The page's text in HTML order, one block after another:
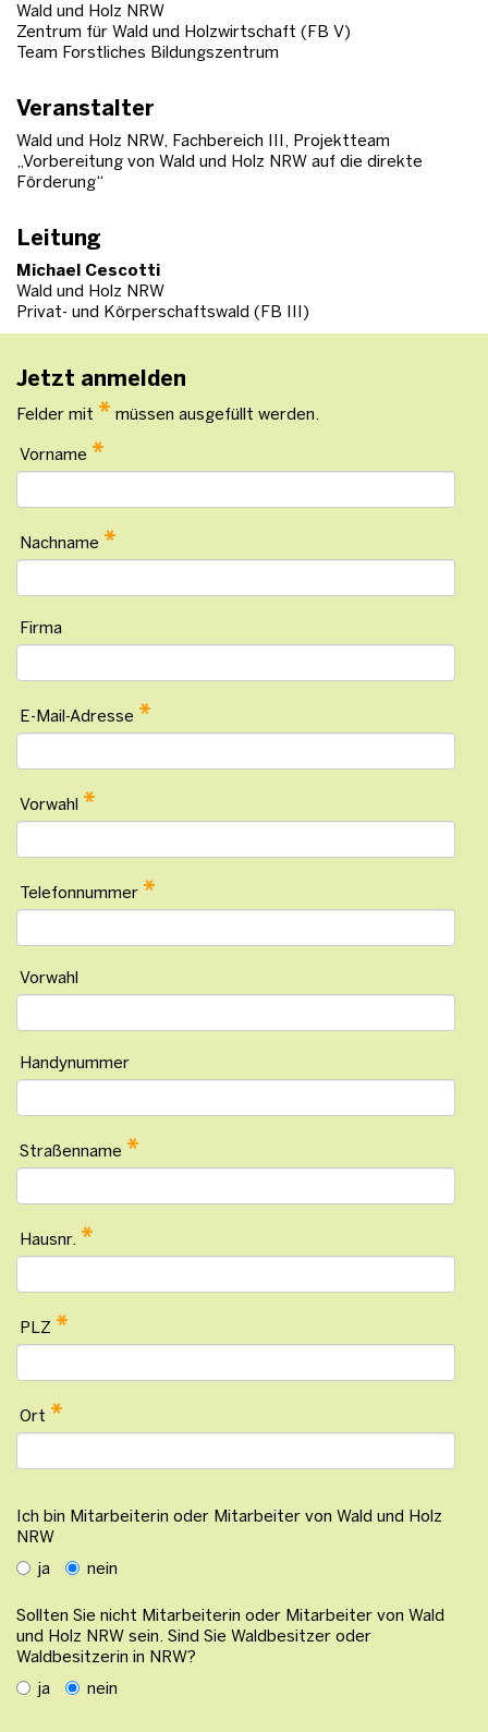
Wald und Holz NRW
Zentrum für Wald und Holzwirtschaft (FB V)
Team Forstliches Bildungszentrum
Veranstalter
Wald und Holz NRW, Fachbereich III, Projektteam
„Vorbereitung von Wald und Holz NRW auf die direkte
Förderung“
Leitung
Michael Cescotti
Wald und Holz NRW
Privat- und Körperschaftswald (FB III)
Jetzt anmelden
Felder mit * müssen ausgefüllt werden.
Vorname *
Nachname *
Firma
E-Mail-Adresse *
Vorwahl *
Telefonnummer *
Vorwahl
Handynummer
Straßenname *
Hausnr. *
PLZ *
Ort *
Ich bin Mitarbeiterin oder Mitarbeiter von Wald und Holz
NRW
ja
nein
Sollten Sie nicht Mitarbeiterin oder Mitarbeiter von Wald
und Holz NRW sein. Sind Sie Waldbesitzer oder
Waldbesitzerin in NRW?
ja
nein